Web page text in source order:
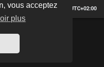
vous acceptez
plus
Heures au format UTC+02:00
© phpBB Limited
fr.com